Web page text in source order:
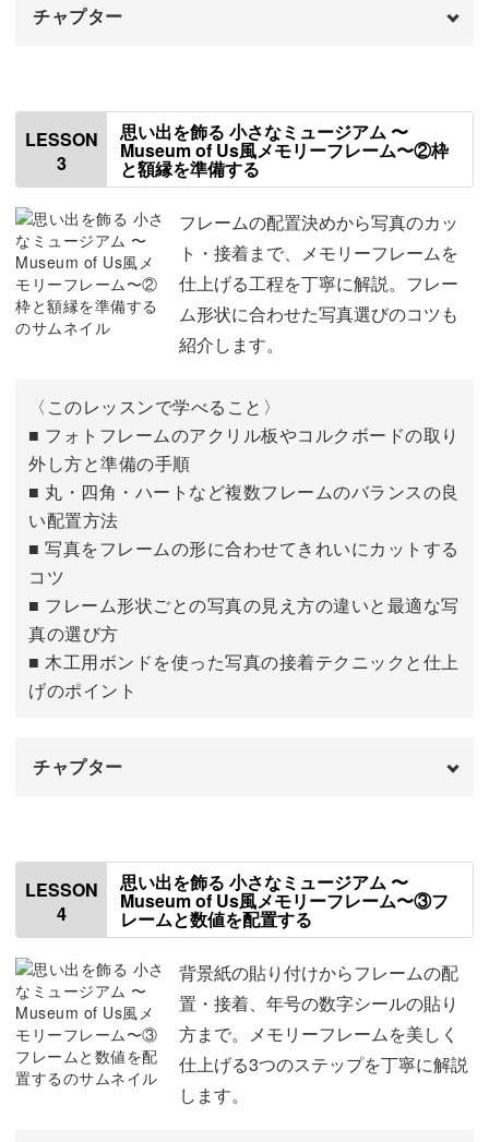
限られた材料でもおしゃれに見せる工夫で、アレンジ作品
フィギュアを使って、よりドラマチックな立体感を出す仕
上げ方もご紹介します♪
癒しのミニギャラリーが完成
完成したフレームは、毎日の暮らしをやさしく彩ってくれ
ふとした瞬間に思い出が目に入り、気持ちまでほっと温か
くなるはずです。
旅行先で集めた小さなウエディングの思い出や、お子さん
の成長記録、さらにはペットとの日常など。
テーマを変えて、新しいギャラリーをシリーズとして増や
していくことも可能です♪
ギフトにもおすすめ！
この講座を通して、写真を眺めて楽しむ時間をぜひ味わっ
チャプター
使用材料・道具
印刷用のキャンバスと枠を用意する
枠に写真を入れる 05:20
データを保存して印刷する 08:47
LESSON
3
思い出を飾る 小さなミュージアム 〜
Museum of Us風メモリーフレーム〜②枠
と額縁を準備する
フレームの配置決めから写真のカッ
ト・接着まで、メモリーフレームを
仕上げる工程を丁寧に解説。フレー
ム形状に合わせた写真選びのコツも
紹介します。
〈このレッスンで学べること〉
■ フォトフレームのアクリル板やコルクボードの取り
外し方と準備の手順
■ 丸・四角・ハートなど複数フレームのバランスの良
い配置方法
■ 写真をフレームの形に合わせてきれいにカットする
コツ
■ フレーム形状ごとの写真の見え方の違いと最適な写
真の選び方
■ 木工用ボンドを使った写真の接着テクニックと仕上
げのポイント
チャプター
フレームを準備する
額縁の配置を決める
写真をカットする 03:40
フレームに写真を接着する 10:03
LESSON
4
思い出を飾る 小さなミュージアム 〜
Museum of Us風メモリーフレーム〜③フ
レームと数値を配置する
背景紙の貼り付けからフレームの配
置・接着、年号の数字シールの貼り
方まで。メモリーフレームを美しく
仕上げる3つのステップを丁寧に解説
します。